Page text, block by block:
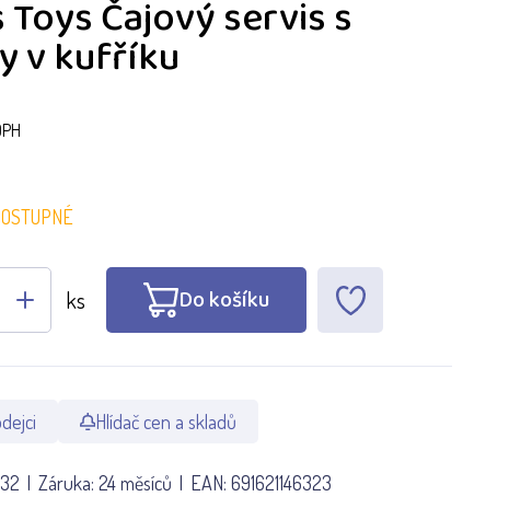
Čajový servis s
v kufříku
ks Do košíku
Hlídač cen a skladů
Záruka: 24 měsíců EAN: 691621146323